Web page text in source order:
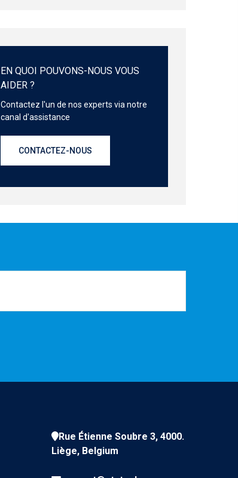
EN QUOI POUVONS-NOUS VOUS
AIDER ?
Contactez l'un de nos experts via notre
canal d'assistance
CONTACTEZ-NOUS
Rue Étienne Soubre 3, 4000.
Liège, Belgium